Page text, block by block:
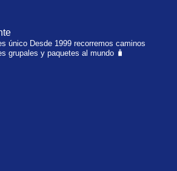
único Desde 1999 recorremos caminos
grupales y paquetes al mundo 🧳